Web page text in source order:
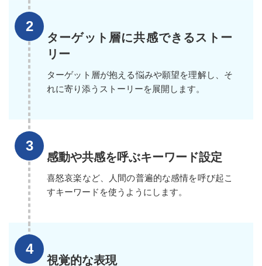
ターゲット層に共感できるストー
リー
ターゲット層が抱える悩みや願望を理解し、そ
れに寄り添うストーリーを展開します。
感動や共感を呼ぶキーワード設定
喜怒哀楽など、人間の普遍的な感情を呼び起こ
すキーワードを使うようにします。
視覚的な表現